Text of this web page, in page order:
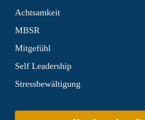
Achtsamkeit
MBSR
Mitgefühl
Self Leadership
Stressbewältigung